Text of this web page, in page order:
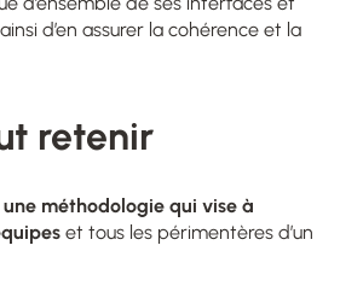
d’en assurer la cohérence et la
retenir
une méthodologie qui vise à
et tous les périmentères d’un